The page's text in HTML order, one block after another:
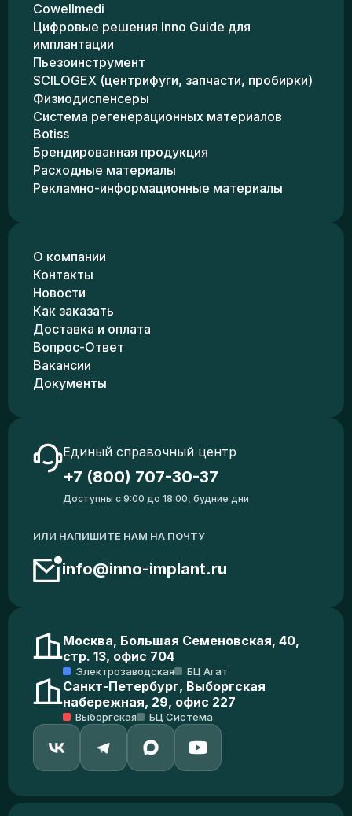
Cowellmedi
Цифровые решения Inno Guide для
имплантации
Пьезоинструмент
SCILOGEX (центрифуги, запчасти, пробирки)
Физиодиспенсеры
Система регенерационных материалов
Botiss
Брендированная продукция
Расходные материалы
Рекламно-информационные материалы
О компании
Контакты
Новости
Как заказать
Доставка и оплата
Вопрос-Ответ
Вакансии
Документы
Единый справочный центр
+7 (800) 707-30-37
Доступны с 9:00 до 18:00, будние дни
ИЛИ НАПИШИТЕ НАМ НА ПОЧТУ
info@inno-implant.ru
Москва, Большая Семеновская, 40,
стр. 13, офис 704
Электрозаводская БЦ Агат
Санкт-Петербург, Выборгская
набережная, 29, офис 227
Выборгская БЦ Система